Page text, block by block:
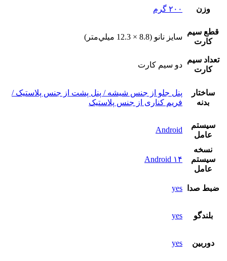
وزن ۲۰۰ گرم
قطع سيم
کارت
سايز نانو (8.8 × 12.3 ميلي‌متر)
تعداد سيم
کارت
دو سيم کارت
ساختار
بدنه
پنل جلو از جنس شیشه / پنل پشت از جنس پلاستیک /
فریم کناری از جنس پلاستیک
سيستم
عامل
Android
نسخه
سيستم
عامل
Android ۱۴
ضبط صدا yes
بلندگو yes
دوربين yes